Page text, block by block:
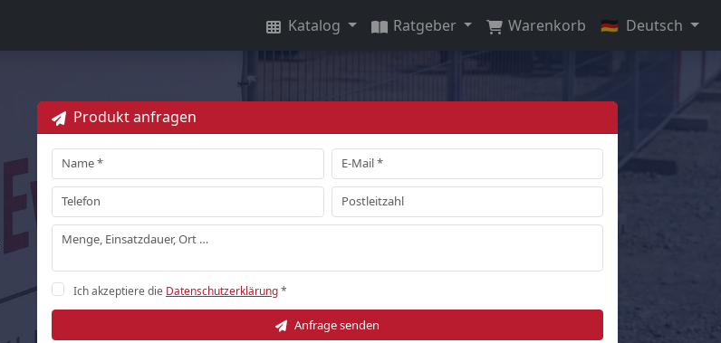
Katalog Ratgeber Warenkorb 🇩🇪 Deutsch
Produkt anfragen
Ich akzeptiere die Datenschutzerklärung*
Anfrage senden